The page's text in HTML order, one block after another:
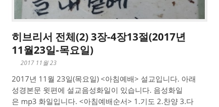
히브리서 전체(2) 3장-4장13절(2017년
11월23일-목요일)
2017 11월 23
2017년 11월 23일(목요일) <아침예배> 설교입니다. 아래
성경본문 윗편에 설교음성화일이 있습니다. 음성화일
은 mp3 화일입니다. <아침예배순서> 1.기도 2.찬양 3.다